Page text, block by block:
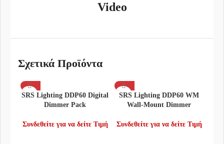
Video
Σχετικά Προϊόντα
SRS Lighting DDP60 Digital
Dimmer Pack
Συνδεθείτε για να δείτε Τιμή
SRS Lighting DDP60 WM
Wall-Mount Dimmer
Συνδεθείτε για να δείτε Τιμή